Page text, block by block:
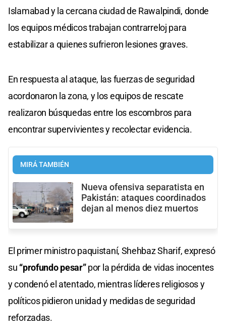
Islamabad y la cercana ciudad de Rawalpindi, donde
los equipos médicos trabajan contrarreloj para
estabilizar a quienes sufrieron lesiones graves.
En respuesta al ataque, las fuerzas de seguridad
acordonaron la zona, y los equipos de rescate
realizaron búsquedas entre los escombros para
encontrar supervivientes y recolectar evidencia.
MIRÁ TAMBIÉN
Nueva ofensiva separatista en
Pakistán: ataques coordinados
dejan al menos diez muertos
El primer ministro paquistaní, Shehbaz Sharif, expresó
su “profundo pesar”por la pérdida de vidas inocentes
y condenó el atentado, mientras líderes religiosos y
políticos pidieron unidad y medidas de seguridad
reforzadas.